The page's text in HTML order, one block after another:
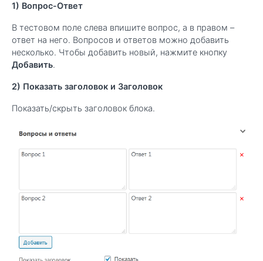
1) Вопрос-Ответ
В тестовом поле слева впишите вопрос, а в правом –
ответ на него. Вопросов и ответов можно добавить
несколько. Чтобы добавить новый, нажмите кнопку
Добавить.
2) Показать заголовок и Заголовок
Показать/скрыть заголовок блока.